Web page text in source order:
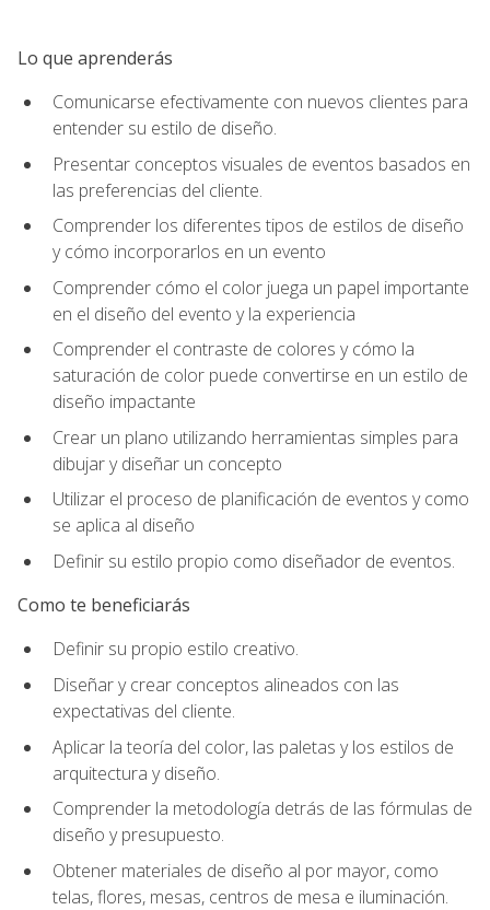
Lo que aprenderás
Comunicarse efectivamente con nuevos clientes para
entender su estilo de diseño.
Presentar conceptos visuales de eventos basados en
las preferencias del cliente.
Comprender los diferentes tipos de estilos de diseño
y cómo incorporarlos en un evento
Comprender cómo el color juega un papel importante
en el diseño del evento y la experiencia
Comprender el contraste de colores y cómo la
saturación de color puede convertirse en un estilo de
diseño impactante
Crear un plano utilizando herramientas simples para
dibujar y diseñar un concepto
Utilizar el proceso de planificación de eventos y como
se aplica al diseño
Definir su estilo propio como diseñador de eventos.
Como te beneficiarás
Definir su propio estilo creativo.
Diseñar y crear conceptos alineados con las
expectativas del cliente.
Aplicar la teoría del color, las paletas y los estilos de
arquitectura y diseño.
Comprender la metodología detrás de las fórmulas de
diseño y presupuesto.
Obtener materiales de diseño al por mayor, como
telas, flores, mesas, centros de mesa e iluminación.